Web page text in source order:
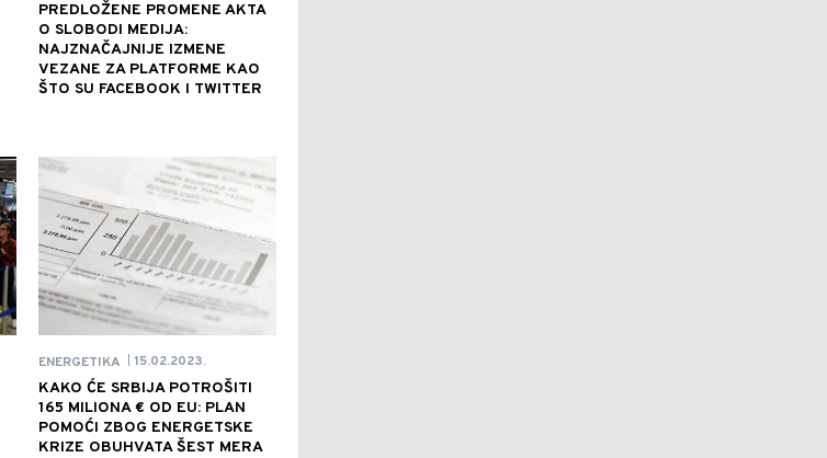
PREDLOŽENE PROMENE AKTA
O SLOBODI MEDIJA:
NAJZNAČAJNIJE IZMENE
VEZANE ZA PLATFORME KAO
ŠTO SU FACEBOOK I TWITTER
ENERGETIKA 15.02.2023.
KAKO ĆE SRBIJA POTROŠITI
165 MILIONA € OD EU: PLAN
POMOĆI ZBOG ENERGETSKE
KRIZE OBUHVATA ŠEST MERA